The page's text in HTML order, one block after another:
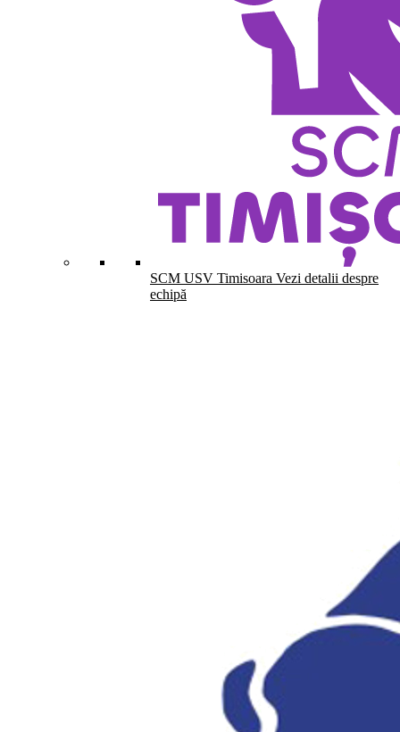
SCM USV Timisoara Vezi detalii despre
echipă